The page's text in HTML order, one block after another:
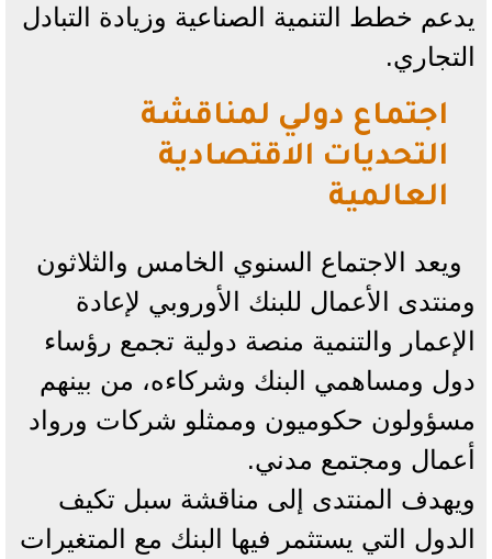
يدعم خطط التنمية الصناعية وزيادة التبادل
التجاري.
اجتماع دولي لمناقشة
التحديات الاقتصادية
العالمية
ويعد الاجتماع السنوي الخامس والثلاثون
ومنتدى الأعمال للبنك الأوروبي لإعادة
الإعمار والتنمية منصة دولية تجمع رؤساء
دول ومساهمي البنك وشركاءه، من بينهم
مسؤولون حكوميون وممثلو شركات ورواد
أعمال ومجتمع مدني.
ويهدف المنتدى إلى مناقشة سبل تكيف
الدول التي يستثمر فيها البنك مع المتغيرات